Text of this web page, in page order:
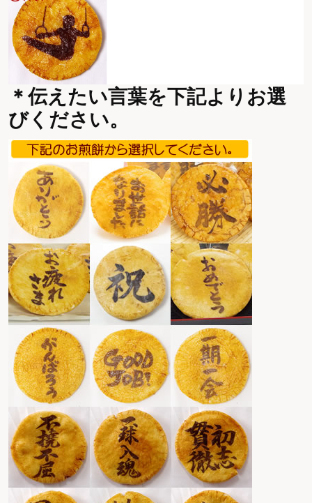
＊伝えたい言葉を下記よりお選
びください。